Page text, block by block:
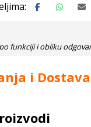
i Dostava